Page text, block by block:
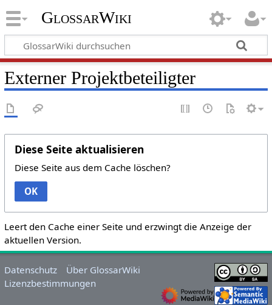
GlossarWiki
Externer Projektbeteiligter
Diese Seite aktualisieren
Diese Seite aus dem Cache löschen?
OK
Leert den Cache einer Seite und erzwingt die Anzeige der
aktuellen Version.
Datenschutz
Über GlossarWiki
Lizenzbestimmungen